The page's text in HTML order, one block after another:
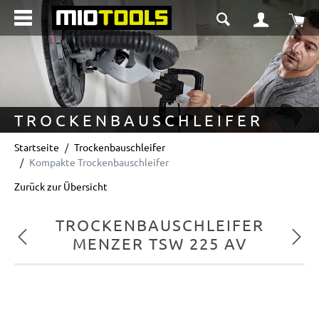
springen
TROCKENBAUSCHLEIFER
Startseite
Trockenbauschleifer
Kompakte Trockenbauschleifer
Zurück zur Übersicht
VorherigesTROCKENBAUSCHLEIFER
MENZER TSW 225 AV